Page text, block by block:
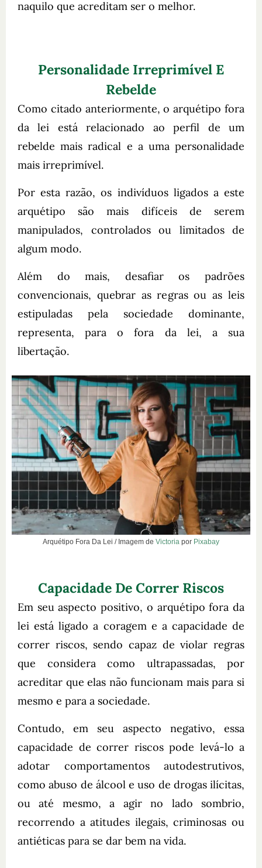
naquilo que acreditam ser o melhor.
Personalidade Irreprimível E
Rebelde
Como citado anteriormente, o arquétipo fora
da lei está relacionado ao perfil de um
rebelde mais radical e a uma personalidade
mais irreprimível.
Por esta razão, os indivíduos ligados a este
arquétipo são mais difíceis de serem
manipulados, controlados ou limitados de
algum modo.
Além do mais, desafiar os padrões
convencionais, quebrar as regras ou as leis
estipuladas pela sociedade dominante,
representa, para o fora da lei, a sua
libertação.
Arquétipo Fora Da Lei / Imagem de Victoria por Pixabay
Capacidade De Correr Riscos
Em seu aspecto positivo, o arquétipo fora da
lei está ligado a coragem e a capacidade de
correr riscos, sendo capaz de violar regras
que considera como ultrapassadas, por
acreditar que elas não funcionam mais para si
mesmo e para a sociedade.
Contudo, em seu aspecto negativo, essa
capacidade de correr riscos pode levá-lo a
adotar comportamentos autodestrutivos,
como abuso de álcool e uso de drogas ilícitas,
ou até mesmo, a agir no lado sombrio,
recorrendo a atitudes ilegais, criminosas ou
antiéticas para se dar bem na vida.